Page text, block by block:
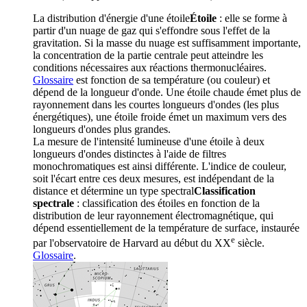
La distribution d'énergie d'une étoileÉtoile : elle se forme à
partir d'un nuage de gaz qui s'effondre sous l'effet de la
gravitation. Si la masse du nuage est suffisamment importante,
la concentration de la partie centrale peut atteindre les
conditions nécessaires aux réactions thermonucléaires.
Glossaire est fonction de sa température (ou couleur) et
dépend de la longueur d'onde. Une étoile chaude émet plus de
rayonnement dans les courtes longueurs d'ondes (les plus
énergétiques), une étoile froide émet un maximum vers des
longueurs d'ondes plus grandes.
La mesure de l'intensité lumineuse d'une étoile à deux
longueurs d'ondes distinctes à l'aide de filtres
monochromatiques est ainsi différente. L'indice de couleur,
soit l'écart entre ces deux mesures, est indépendant de la
distance et détermine un type spectralClassification
spectrale : classification des étoiles en fonction de la
distribution de leur rayonnement électromagnétique, qui
dépend essentiellement de la température de surface, instaurée
par l'observatoire de Harvard au début du XXe siècle.
Glossaire.